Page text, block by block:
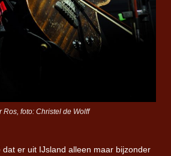
Ros, foto: Christel de Wolff
er uit IJsland alleen maar bijzonder